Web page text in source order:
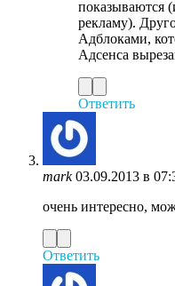
показываются
рекламу).
Адблоками,
Адсенса
Ответить
mark 03.09.2013 в
очень интересно,
Ответить